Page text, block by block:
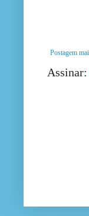
Postagem
Assinar: